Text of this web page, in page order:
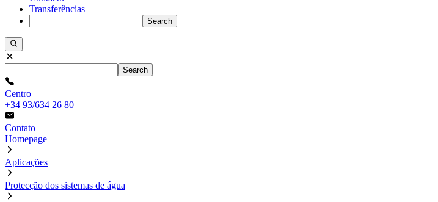
Transferências
Search
Search
Centro
+34 93/634 26 80
Contato
Homepage
Aplicações
Protecção dos sistemas de água